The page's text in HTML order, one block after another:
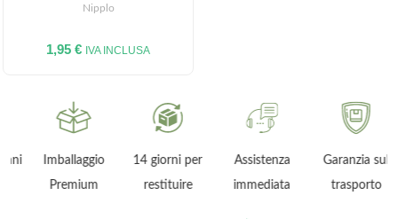
Nipplo
1,95 € IVA INCLUSA
Imballaggio
Premium
14 giorni per
restituire
Assistenza
immediata
Garanzia sul
trasporto